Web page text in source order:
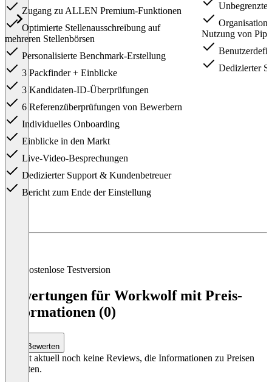
Zugang zu ALLEN Premium-Funktionen
Optimierte Stellenausschreibung auf
mehreren Stellenbörsen
Personalisierte Benchmark-Erstellung
3 Packfinder + Einblicke
3 Kandidaten-ID-Überprüfungen
6 Referenzüberprüfungen von Bewerbern
Individuelles Onboarding
Einblicke in den Markt
Live-Video-Besprechungen
Dedizierter Support & Kundenbetreuer
Bericht zum Ende der Einstellung
Unbegrenzte
Nutzung von
Dedizierter
Kostenlose Testversion
Bewertungen für Workwolf mit Preis-
Informationen (0)
Bewerten
Es gibt aktuell noch keine Reviews, die Informationen zu Preisen
enthalten.